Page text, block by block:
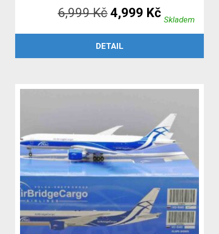
6,999Kč Původní
cena
byla:
4,999 Kč
cena
Skladem
PŘIDAT DO KOŠÍKU
DETAIL